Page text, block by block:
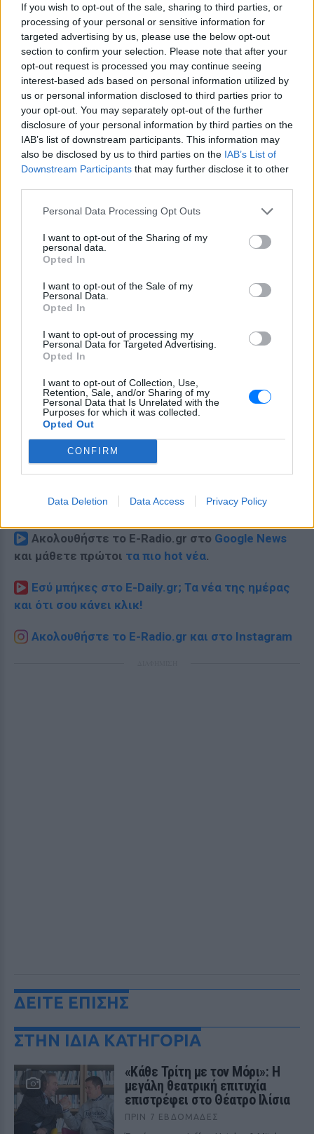
If you wish to opt-out of the sale, sharing to third parties, or
processing of your personal or sensitive information for
targeted advertising by us, please use the below opt-out
section to confirm your selection. Please note that after your
opt-out request is processed you may continue seeing
interest-based ads based on personal information utilized by
us or personal information disclosed to third parties prior to
your opt-out. You may separately opt-out of the further
disclosure of your personal information by third parties on the
IAB’s list of downstream participants. This information may
also be disclosed by us to third parties on the IAB’s List of
Downstream Participants that may further disclose it to other
Personal Data Processing Opt Outs
I want to opt-out of the Sharing of my
personal data.
Opted In
I want to opt-out of the Sale of my
Personal Data.
Opted In
I want to opt-out of processing my
Personal Data for Targeted Advertising.
Opted In
I want to opt-out of Collection, Use,
Retention, Sale, and/or Sharing of my
Personal Data that Is Unrelated with the
Purposes for which it was collected.
Opted Out
CONFIRM
Data Deletion Data Access Privacy Policy
Το εθελοντικό πρόγραμμα του οργανισμούέχει
βραβευτεί από το Hellenic Responsible Business
Awards, ενώ φιλοξενεί ετησίως πάνω από 170
νέους/νέες.
Διοργάνωση: InfinityGreece
ΔΙΑΦΗΜΙΣΗ
Ακολουθήστε το E-Radio.gr στο Google News
και μάθετε πρώτοι τα πιο hot νέα.
Εσύ μπήκες στο E-Daily.gr; Τα νέα της ημέρας
και ότι σου κάνει κλικ!
Ακολουθήστε το E-Radio.gr και στο Instagram
ΔΕΙΤΕ ΕΠΙΣΗΣ
ΣΤΗΝ ΙΔΙΑ ΚΑΤΗΓΟΡΙΑ
«Κάθε Τρίτη με τον Μόρι»: Η
μεγάλη θεατρική επιτυχία
επιστρέφει στο Θέατρο Ιλίσια
ΠΡΙΝ 7 ΕΒΔΟΜΆΔΕΣ